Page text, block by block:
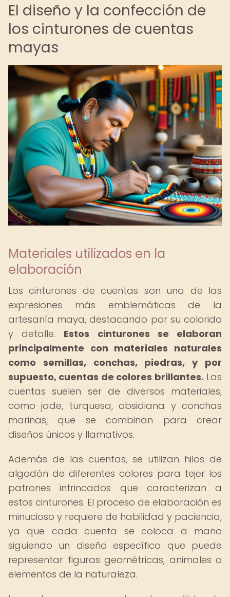
El diseño y la confección de
los cinturones de cuentas
mayas
Materiales utilizados en la
elaboración
Los cinturones de cuentas son una de las
expresiones más emblemáticas de la
artesanía maya, destacando por su colorido
y detalle. Estos cinturones se elaboran
principalmente con materiales naturales
como semillas, conchas, piedras, y por
supuesto, cuentas de colores brillantes. Las
cuentas suelen ser de diversos materiales,
como jade, turquesa, obsidiana y conchas
marinas, que se combinan para crear
diseños únicos y llamativos.
Además de las cuentas, se utilizan hilos de
algodón de diferentes colores para tejer los
patrones intrincados que caracterizan a
estos cinturones. El proceso de elaboración es
minucioso y requiere de habilidad y paciencia,
ya que cada cuenta se coloca a mano
siguiendo un diseño específico que puede
representar figuras geométricas, animales o
elementos de la naturaleza.